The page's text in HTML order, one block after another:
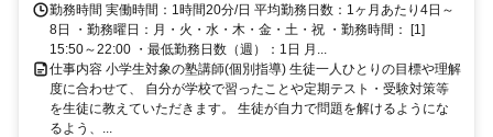
勤務時間 実働時間：1時間20分/日 平均勤務日数：1ヶ月あたり4日～
8日 ・勤務曜日：月・火・水・木・金・土・祝 ・勤務時間： [1]
15:50～22:00 ・最低勤務日数（週）：1日 月...
仕事内容 小学生対象の塾講師(個別指導) 生徒一人ひとりの目標や理解
度に合わせて、 自分が学校で習ったことや定期テスト・受験対策等
を生徒に教えていただきます。 生徒が自力で問題を解けるようにな
るよう、...